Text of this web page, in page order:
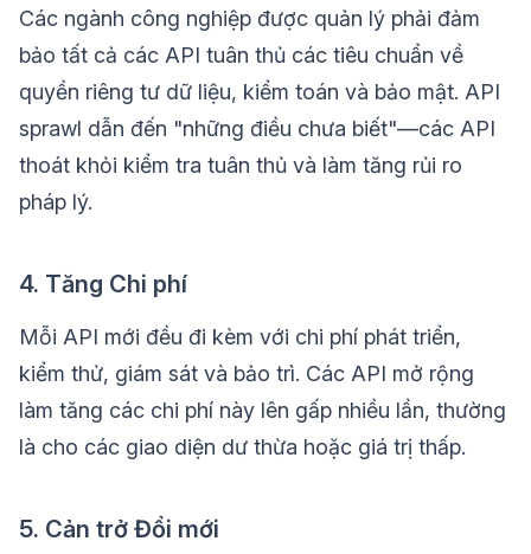
Các ngành công nghiệp được quản lý phải đảm
bảo tất cả các API tuân thủ các tiêu chuẩn về
quyền riêng tư dữ liệu, kiểm toán và bảo mật. API
sprawl dẫn đến "những điều chưa biết"—các API
thoát khỏi kiểm tra tuân thủ và làm tăng rủi ro
pháp lý.
4. Tăng Chi phí
Mỗi API mới đều đi kèm với chi phí phát triển,
kiểm thử, giám sát và bảo trì. Các API mở rộng
làm tăng các chi phí này lên gấp nhiều lần, thường
là cho các giao diện dư thừa hoặc giá trị thấp.
5. Cản trở Đổi mới